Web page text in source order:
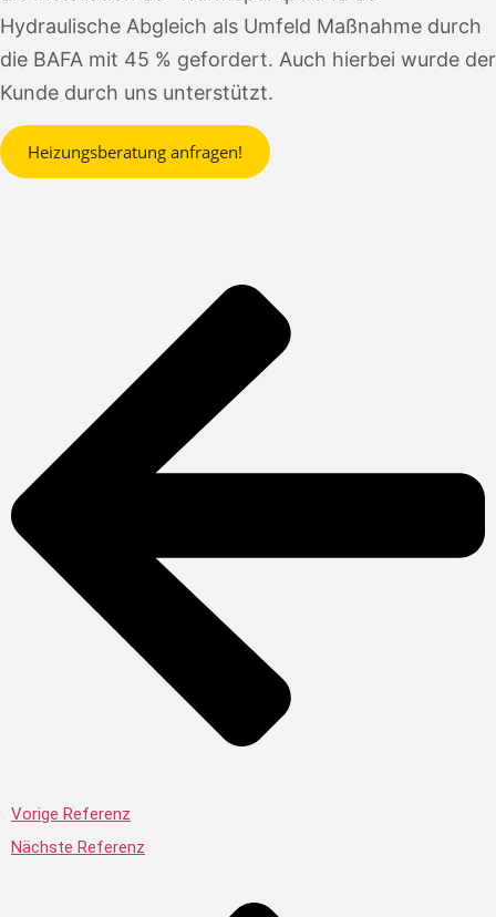
Hydraulische Abgleich als Umfeld Maßnahme durch
die BAFA mit 45 % gefordert. Auch hierbei wurde der
Kunde durch uns unterstützt.
Heizungsberatung anfragen!
Vorige Referenz
Nächste Referenz